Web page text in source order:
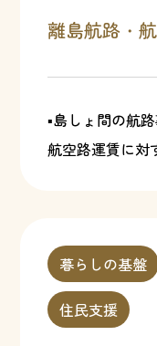
離島航路・
▪島しょ間の航
航空路運賃に対
暮らしの基盤
住民支援